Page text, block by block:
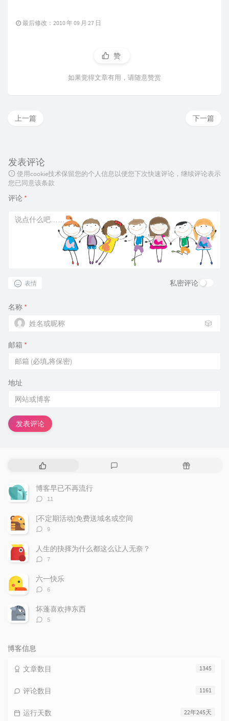
最后修改：2010 年 09 月 27 日
赞
如果觉得文章有用，请随意赞赏
下一篇
上一篇
发表评论
使用cookie技术保留您的个人信息以便您下次快速评论，继续评论表示
您已同意该条款
评论 *
表情 私密评论
名称 *
🎲
邮箱 *
地址
发表评论
热
文
章
随
博客早已不再流行
评
数：
11
[不定期活动]免费送域名或空间
评
数：
9
人生的抉择为什么都这么让人无奈？
评
数：
7
六一快乐
评
数：
6
坏蓬喜欢摔东西
评
5
博客信息
1345
文章数目
1161
评论数目
22年245天
运行天数